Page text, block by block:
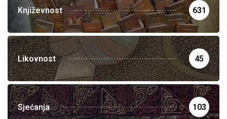
Književnost 631
Likovnost 45
Sjećanja 103